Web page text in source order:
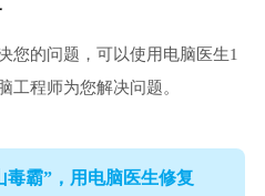
您的问题，可以使用电脑医生1
工程师为您解决问题。
毒霸”，用电脑医生修复